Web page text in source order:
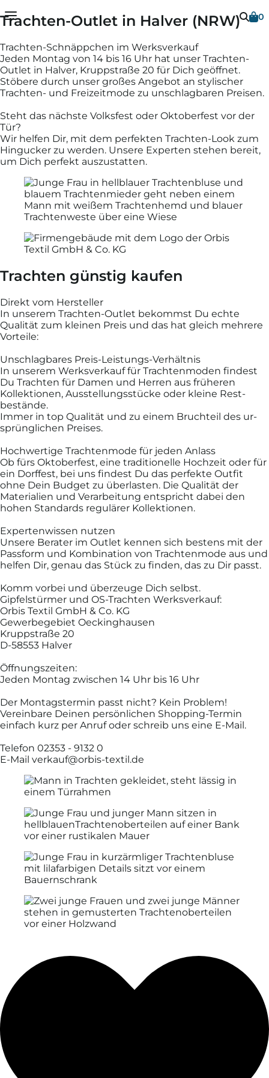
0
Trachten-Outlet in Halver (NRW)
Trachten-Schnäppchen im Werksverkauf
Jeden Montag von 14 bis 16 Uhr hat unser Trachten-
Outlet in Halver, Kruppstraße 20 für Dich geöffnet.
Stöbere durch unser großes Angebot an stylischer
Trachten- und Freizeitmode zu unschlagbaren Preisen.
Steht das nächste Volksfest oder Oktoberfest vor der
Tür?
Wir helfen Dir, mit dem perfekten Trachten-Look zum
Hingucker zu werden. Unsere Experten stehen bereit,
um Dich perfekt auszustatten.
Trachten günstig kaufen
Direkt vom Hersteller
In unserem Trachten-Outlet bekommst Du echte
Qualität zum kleinen Preis und das hat gleich mehrere
Vor­teile:
Unschlagbares Preis-Leistungs-Verhält­nis
In unserem Werks­verkauf für Trachten­moden findest
Du Trachten für Damen und Herren aus früheren
Kollek­tionen, Aus­stellungs­stücke oder kleine Rest­
bestände.
Immer in top Qualität und zu einem Bruch­teil des ur­
sprüng­lichen Preises.
Hoch­wertige Trachten­mode für jeden Anlass
Ob fürs Oktober­fest, eine tradi­tionelle Hoch­zeit oder für
ein Dorf­fest, bei uns findest Du das per­fekte Outfit
ohne Dein Budget zu über­lasten. Die Qualität der
Materialien und Ver­arbeitung ent­spricht dabei den
hohen Standards regu­lärer Kollektionen.
Expertenwissen nutzen
Unsere Berater im Outlet kennen sich bestens mit der
Pass­form und Kombi­nation von Trachten­mode aus und
helfen Dir, genau das Stück zu finden, das zu Dir passt.
Komm vor­bei und über­zeuge Dich selbst.
Gipfelstürmer und OS-Trachten Werksverkauf:
Orbis Textil GmbH & Co. KG
Gewerbegebiet Oeckinghausen
Kruppstraße 20
D-58553 Halver
Öffnungszeiten:
Jeden Montag zwischen 14 Uhr bis 16 Uhr
Der Montagstermin passt nicht? Kein Problem!
Vereinbare Deinen persönlichen Shopping-Termin
einfach kurz per Anruf oder schreib uns eine E-Mail.
Telefon 02353 - 9132 0
E-Mail verkauf@orbis-textil.de
Dein Warenkorb ist leer
Sobald Du Artikel in Deinen Warenkorb gelegt
hast, erscheinen diese hier.
Weiter einkaufen
Vielen Dank
Schließen